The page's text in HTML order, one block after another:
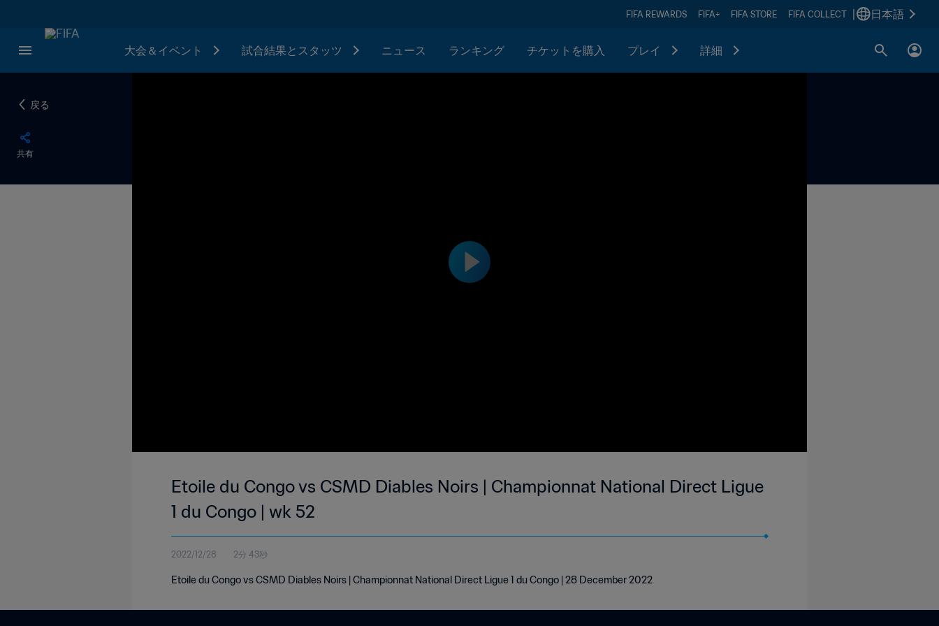
FIFA REWARDS FIFA+ FIFA STORE FIFA COLLECT 日本語
大会＆イベント 試合結果とスタッツ ニュース ランキング チケットを購入 プレイ 詳細
戻る
共有
Etoile du Congo vs CSMD Diables Noirs | Championnat National Direct Ligue
1 du Congo | wk 52
2022/12/28 2分 43秒
Etoile du Congo vs CSMD Diables Noirs | Championnat National Direct Ligue 1 du Congo | 28 December 2022